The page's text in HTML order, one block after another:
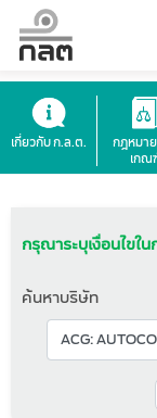
เกี่ยวกับ ก.ล.ต.
กฎหมา
เกณ
กรุณาระบุเงื่อนไขใ
ค้นหาบริษัท